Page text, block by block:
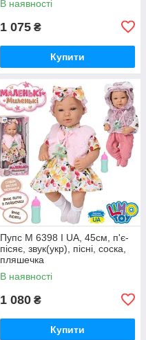
В наявності
1 075 ₴
Купити
Пупс M 6398 I UA, 45см, п'є-
пісяє, звук(укр), пісні, соска,
пляшечка
В наявності
1 080 ₴
Купити